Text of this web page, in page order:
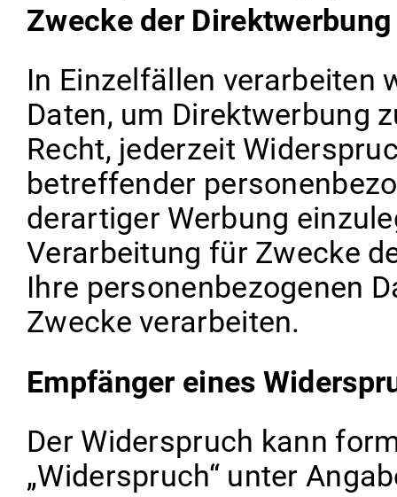
Zwecke der Direktwerbung
In Einzelfällen verarbeiten
Daten, um Direktwerbung
Recht, jederzeit
betreffender
derartiger Werbung
Verarbeitung für Zwecke
Ihre personenbezogenen
Zwecke verarbeiten.
Empfänger eines
Der Widerspruch kann
„Widerspruch“ unter